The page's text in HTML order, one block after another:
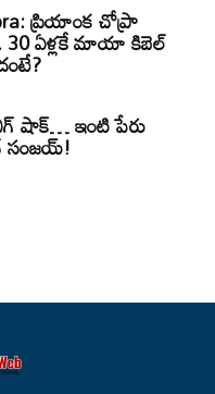
ప్రియాంక చోప్రా
30 ఏళ్లకే మాయా కిబెల్
షాక్… ఇంటి పేరు
సంజయ్!